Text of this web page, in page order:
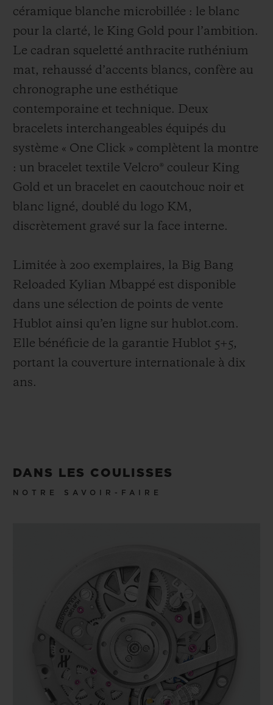
céramique blanche microbillée : le blanc
pour la clarté, le King Gold pour l’ambition.
Le cadran squeletté anthracite ruthénium
mat, rehaussé d’accents blancs, confère au
chronographe une esthétique
contemporaine et technique. Deux
bracelets interchangeables équipés du
système « One Click » complètent la montre
: un bracelet textile Velcro® couleur King
Gold et un bracelet en caoutchouc noir et
blanc ligné, doublé du logo KM,
discrètement gravé sur la face interne.
Limitée à 200 exemplaires, la Big Bang
Reloaded Kylian Mbappé est disponible
dans une sélection de points de vente
Hublot ainsi qu’en ligne sur hublot.com.
Elle bénéficie de la garantie Hublot 5+5,
portant la couverture internationale à dix
ans.
DANS LES COULISSES
NOTRE SAVOIR-FAIRE